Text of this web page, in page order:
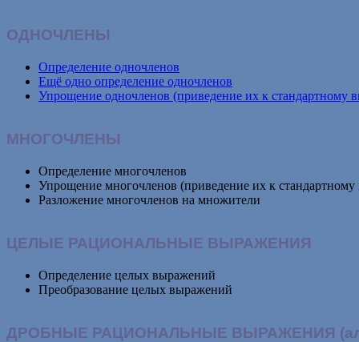
ОДНОЧЛЕНЫ
Определение одночленов
Ещё одно определение одночленов
Упрощение одночленов (приведение их к стандартному
МНОГОЧЛЕНЫ
Определение многочленов
Упрощение многочленов (приведение их к стандартному
Разложение многочленов на множители
ЦЕЛЫЕ РАЦИОНАЛЬНЫЕ ВЫРАЖЕНИЯ
Определение целых выражений
Преобразование целых выражений
ДРОБНЫЕ РАЦИОНАЛЬНЫЕ ВЫРАЖЕНИЯ